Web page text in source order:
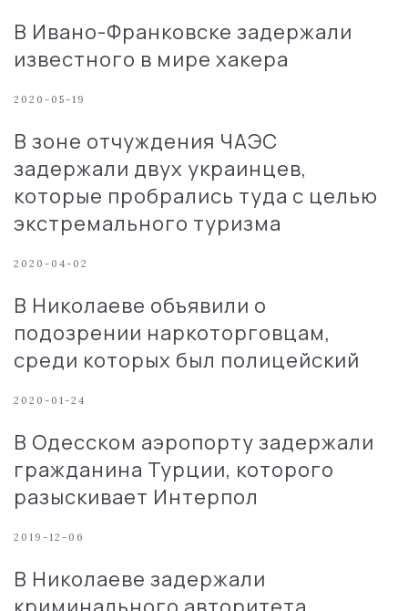
В Ивано-Франковске задержали
известного в мире хакера
2020-05-19
В зоне отчуждения ЧАЭС
задержали двух украинцев,
которые пробрались туда с целью
экстремального туризма
2020-04-02
В Николаеве объявили о
подозрении наркоторговцам,
среди которых был полицейский
2020-01-24
В Одесском аэропорту задержали
гражданина Турции, которого
разыскивает Интерпол
2019-12-06
В Николаеве задержали